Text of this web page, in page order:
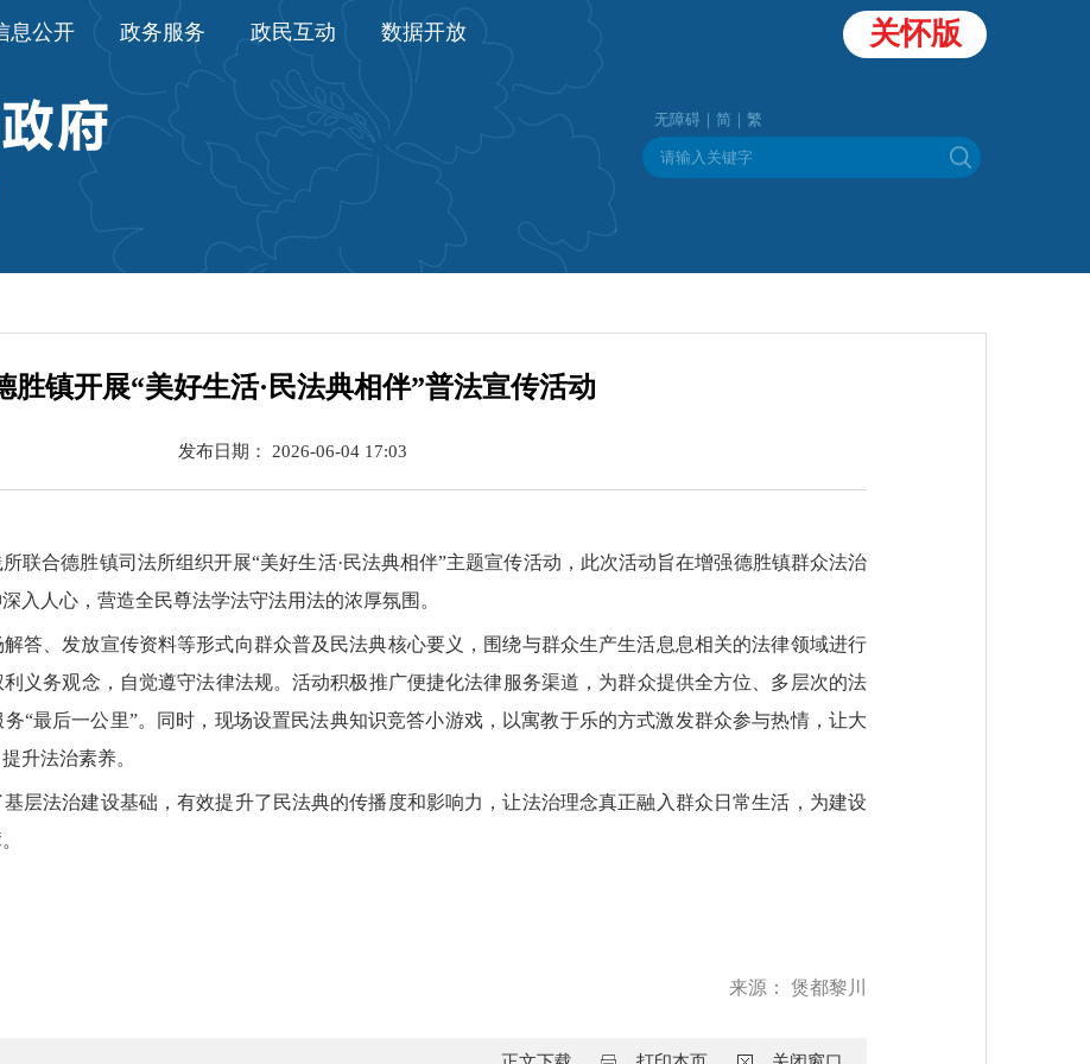
息公开 政务服务 政民互动 数据开放 关怀版
无障碍｜ 简｜ 繁
胜镇开展“美好生活·民法典相伴”普法宣传活动
发布日期： 2026-06-04 17:03
所联合德胜镇司法所组织开展“美好生活·民法典相伴”主题宣传活动，此次活动旨在增强德胜镇群众法治
入人心，营造全民尊法学法守法用法的浓厚氛围。
答、发放宣传资料等形式向群众普及民法典核心要义，围绕与群众生产生活息息相关的法律领域进行
义务观念，自觉遵守法律法规。活动积极推广便捷化法律服务渠道，为群众提供全方位、多层次的法
务“最后一公里”。同时，现场设置民法典知识竞答小游戏，以寓教于乐的方式激发群众参与热情，让大
升法治素养。
层法治建设基础，有效提升了民法典的传播度和影响力，让法治理念真正融入群众日常生活，为建设
来源： 煲都黎川